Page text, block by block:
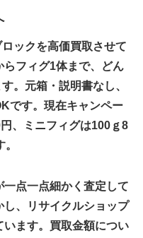
ックを高価買取させて
フィグ1体まで、どん
。元箱・説明書なし、
です。現在キャンペー
、ミニフィグは100ｇ8
点一点細かく査定して
、リサイクルショップ
ます。買取金額につい